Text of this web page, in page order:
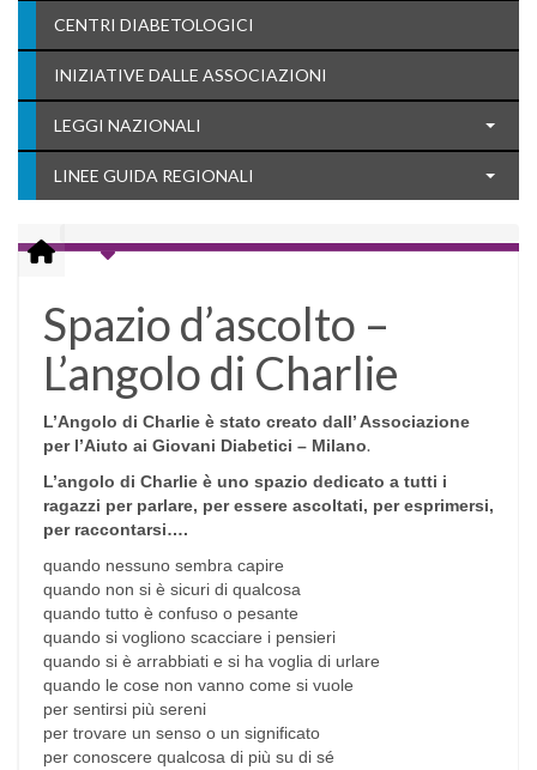
CENTRI DIABETOLOGICI
INIZIATIVE DALLE ASSOCIAZIONI
LEGGI NAZIONALI
LINEE GUIDA REGIONALI
Spazio d’ascolto –
L’angolo di Charlie
L’Angolo di Charlie è stato creato dall’ Associazione
per l’Aiuto ai Giovani Diabetici – Milano.
L’angolo di Charlie è uno spazio dedicato a tutti i
ragazzi per parlare, per essere ascoltati, per esprimersi,
per raccontarsi….
quando nessuno sembra capire
quando non si è sicuri di qualcosa
quando tutto è confuso o pesante
quando si vogliono scacciare i pensieri
quando si è arrabbiati e si ha voglia di urlare
quando le cose non vanno come si vuole
per sentirsi più sereni
per trovare un senso o un significato
per conoscere qualcosa di più su di sé